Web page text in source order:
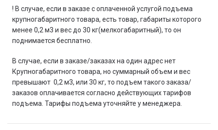
! В случае, если в заказе с оплаченной услугой подъема
крупногабаритного товара, есть товар, габариты которого
менее 0,2 м3 и вес до 30 кг(мелкогабаритный), то он
поднимается бесплатно.
В случае, если в заказе/заказах на один адрес нет
Крупногабаритного товара, но суммарный объем и вес
превышают 0,2 м3, или 30 кг, то подъем такого заказа/
заказов оплачивается согласно действующих тарифов
подъема. Тарифы подъема уточняйте у менеджера.